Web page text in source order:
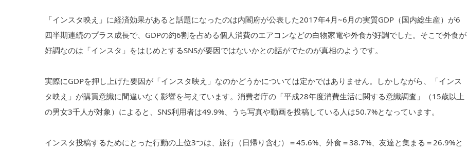
「インスタ映え」に経済効果があると話題になったのは内閣府が公表した2017年4月~6月の実質GDP（国内総生産）が6
四半期連続のプラス成長で、GDPの約6割を占める個人消費のエアコンなどの白物家電や外食が好調でした。そこで外食が
好調なのは「インスタ」をはじめとするSNSが要因ではないかとの話がでたのが真相のようです。
実際にGDPを押し上げた要因が「インスタ映え」なのかどうかについては定かではありません。しかしながら、「インス
タ映え」が購買意識に間違いなく影響を与えています。消費者庁の「平成28年度消費生活に関する意識調査」（15歳以上
の男女3千人が対象）によると、SNS利用者は49.9%、うち写真や動画を投稿している人は50.7%となっています。
インスタ投稿するためにとった行動の上位3つは、旅行（日帰り含む）＝45.6%、外食＝38.7%、友達と集まる＝26.9%と